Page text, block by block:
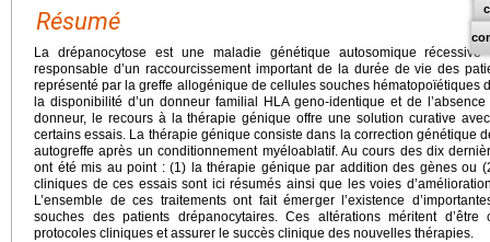
Résumé
La drépanocytose est une maladie génétique autosomique
responsable d’un raccourcissement important de la durée de vie des
représenté par la greffe allogénique de cellules souches hématopoïétiques
la disponibilité d’un donneur familial HLA geno-identique et de
donneur, le recours à la thérapie génique offre une solution curative
certains essais. La thérapie génique consiste dans la correction génétique
autogreffe après un conditionnement myéloablatif. Au cours des dix
ont été mis au point : (1) la thérapie génique par addition des gènes ou
cliniques de ces essais sont ici résumés ainsi que les voies
L’ensemble de ces traitements ont fait émerger l’existence
souches des patients drépanocytaires. Ces altérations méritent
protocoles cliniques et assurer le succès clinique des nouvelles thérapies.